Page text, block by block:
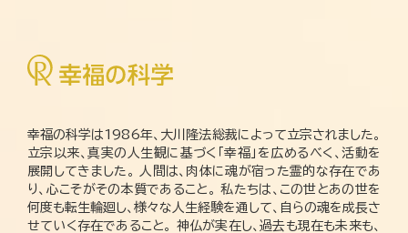
幸福の科学は1986年、大川隆法総裁によって立宗されました。
立宗以来、真実の人生観に基づく「幸福」を広めるべく、活動を
展開してきました。 人間は、肉体に魂が宿った霊的な存在であ
り、心こそがその本質であること。 私たちは、この世とあの世を
何度も転生輪廻し、様々な人生経験を通して、自らの魂を成長さ
せていく存在であること。 神仏が実在し、過去も現在も未来も、